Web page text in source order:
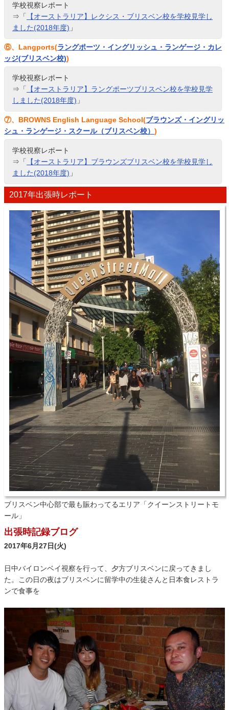
学校視察レポート
⇒「
【オーストラリア】レクシス・ブリスベン校を学校見学し
ました(2018年度) 」
⑥、Langports(ラングポーツ・イングリッシュ・ランゲージ・カレ
ッジ(ブリスベン校))
学校視察レポート
⇒「
【オーストラリア】ラングポーツブリスベン校を学校見学
しました(2018年度) 」
⑦、BROWNS English Language School(ブラウンズ・イングリッ
シュ・ランゲージ・スクール（ブリスベン校）)
学校視察レポート
⇒「
【オーストラリア】ブラウンズブリスベン校を学校見学し
ました(2018年度) 」
2017年出張時レポート
ブリスベン中心部で最も賑わってるエリア「クイーンストリートモ
ール」
出張時記録ブログ
2017年6月27日(火)
日中バイロンベイ視察を行って、夕方ブリスベンに戻ってきまし
た。この日の夜はブリスベンに留学中の生徒さんと日本食レストラ
ンで食事を